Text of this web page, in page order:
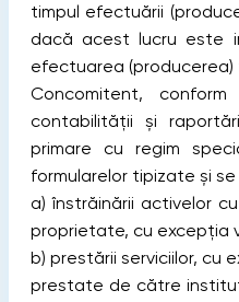
timpul efectuării
dacă acest lucru este
efectuarea
Concomitent,
contabilității și
primare cu regim
formularelor tipizate şi
a) înstrăinării activelor
proprietate, cu excepţia
b) prestării serviciilor, cu
prestate de către